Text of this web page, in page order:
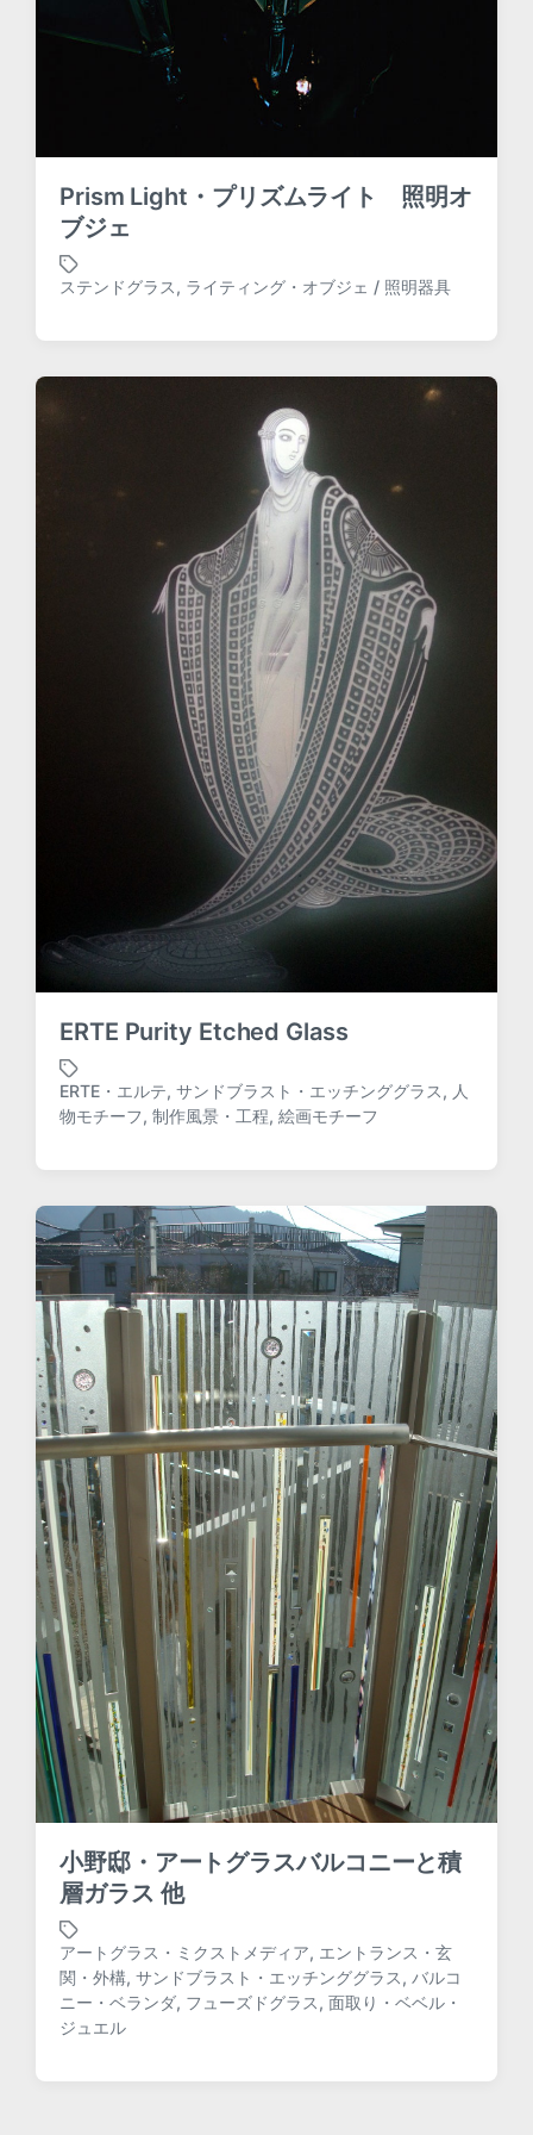
Prism Light・プリズムライト 照明オ
ブジェ
T
g
ステンドグラス, ライティング・オブジェ / 照明器具
ERTE Purity Etched Glass
T
a
e
d
w
t
h
ERTE・エルテ, サンドブラスト・エッチンググラス, 人
物モチーフ, 制作風景・工程, 絵画モチーフ
小野邸・アートグラスバルコニーと積
層ガラス 他
T
a
g
アートグラス・ミクストメディア, エントランス・玄
関・外構, サンドブラスト・エッチンググラス, バルコ
ニー・ベランダ, フューズドグラス, 面取り・ベベル・
ジュエル